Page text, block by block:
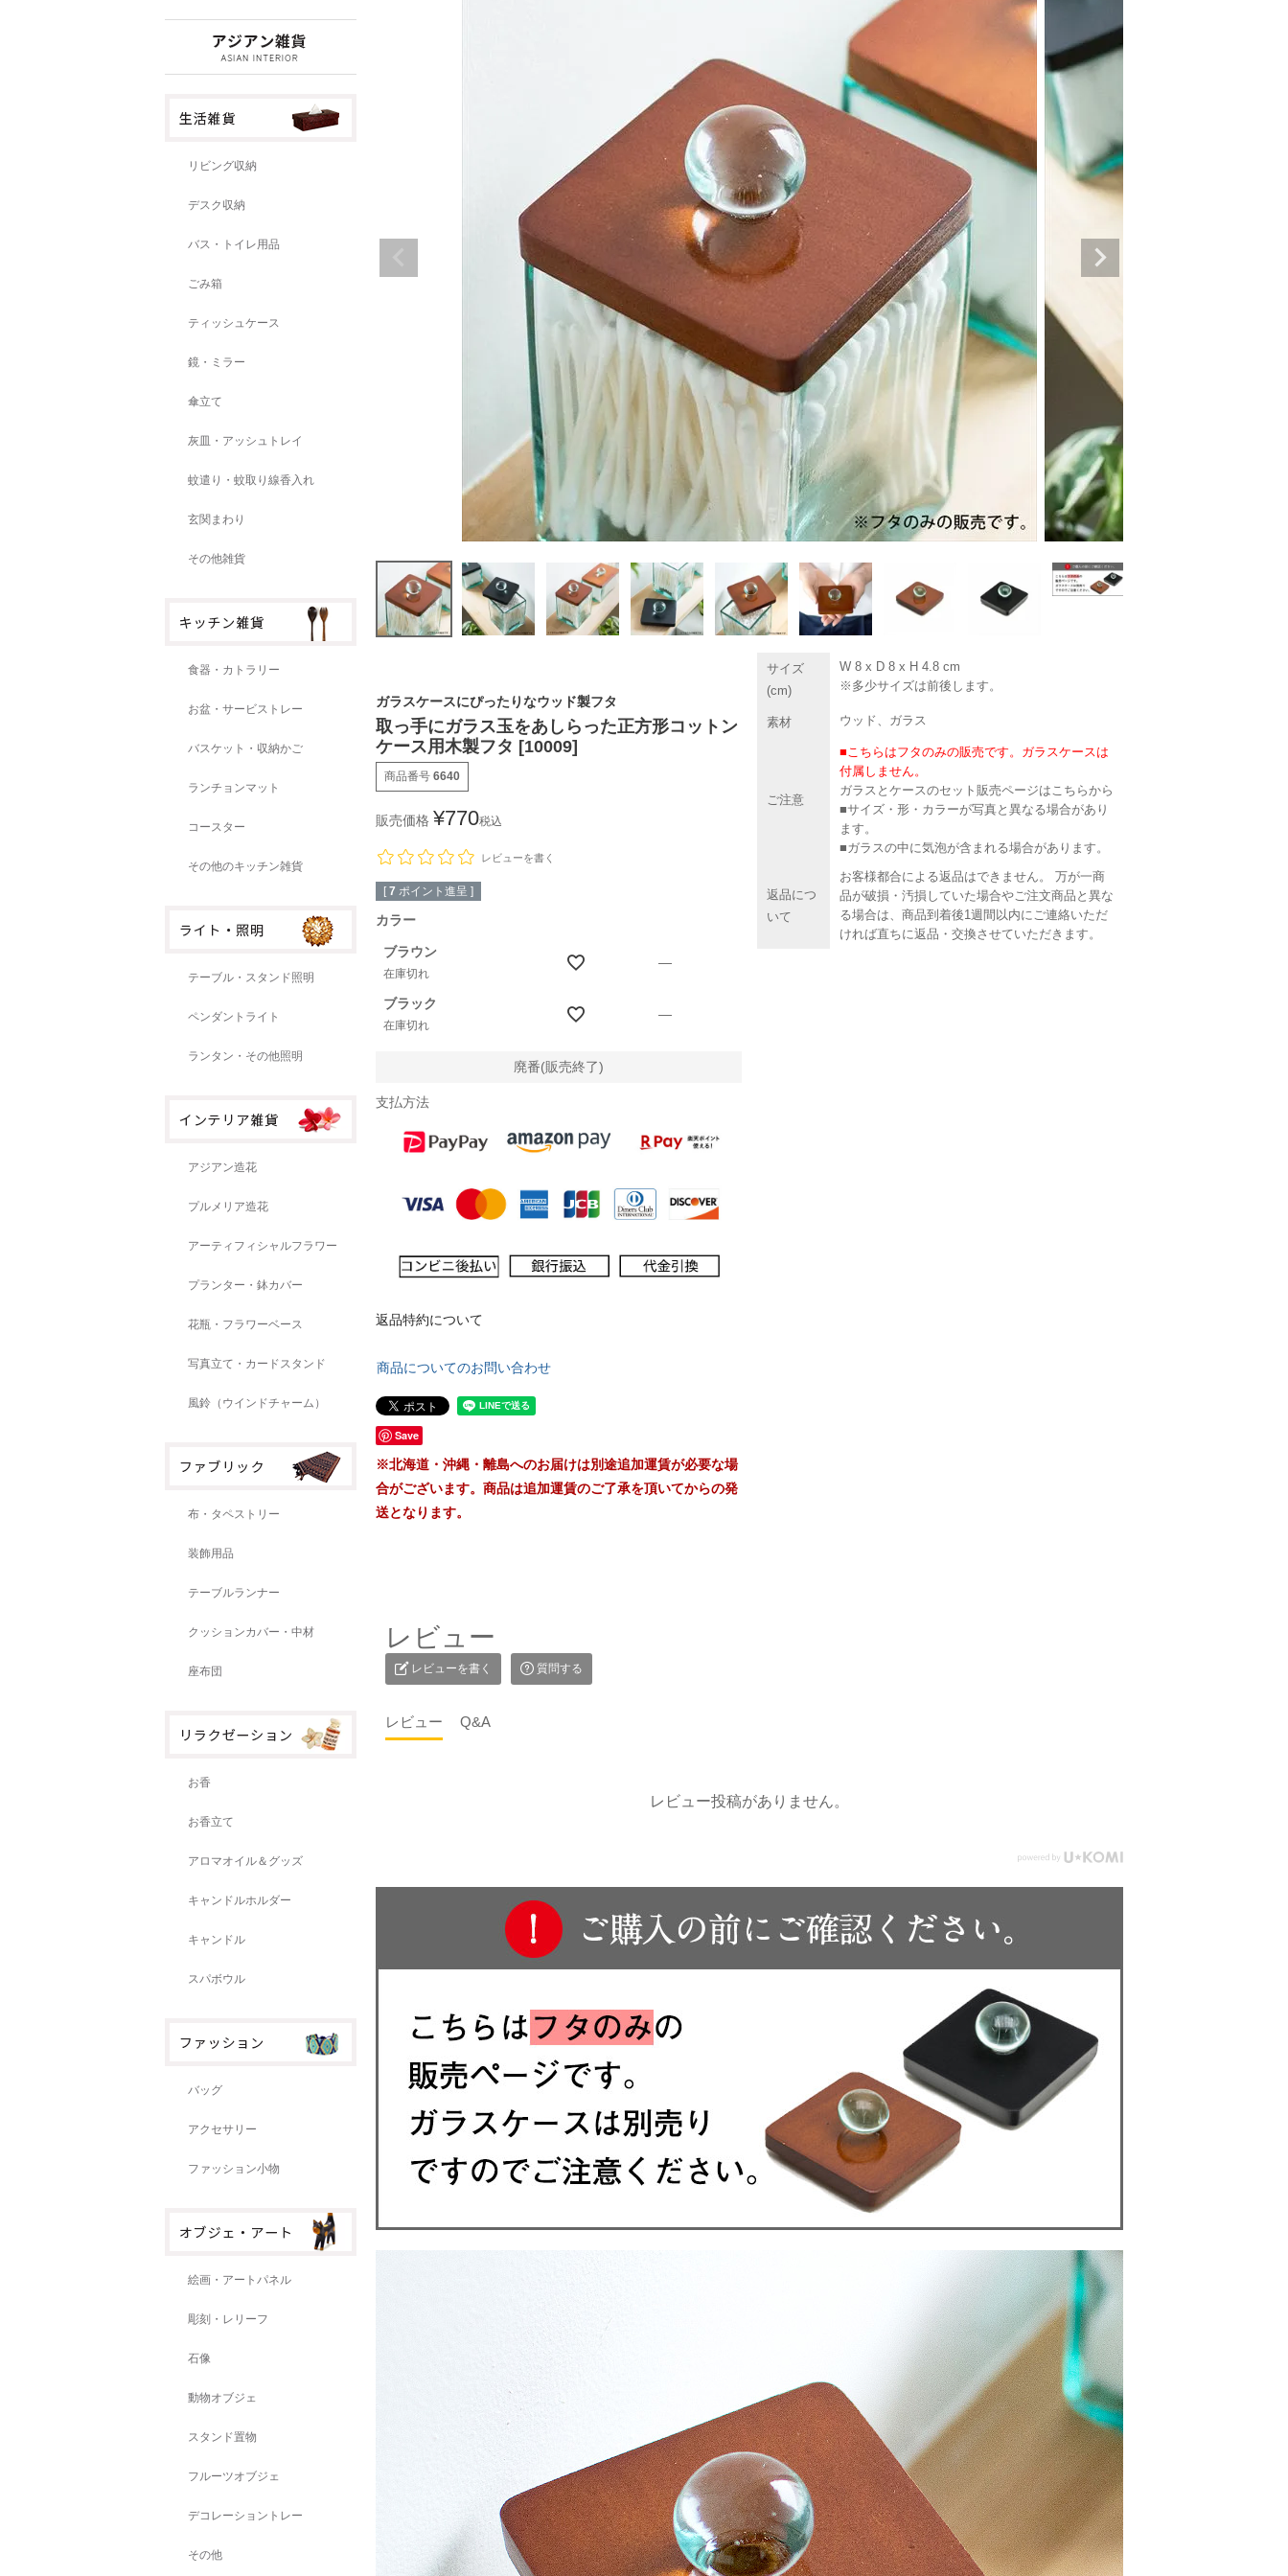
リビング収納
デスク収納
バス・トイレ用品
ごみ箱
ティッシュケース
鏡・ミラー
傘立て
灰皿・アッシュトレイ
蚊遣り・蚊取り線香入れ
玄関まわり
その他雑貨
食器・カトラリー
お盆・サービストレー
バスケット・収納かご
ランチョンマット
コースター
その他のキッチン雑貨
テーブル・スタンド照明
ペンダントライト
ランタン・その他照明
アジアン造花
プルメリア造花
アーティフィシャルフラワー
プランター・鉢カバー
花瓶・フラワーベース
写真立て・カードスタンド
風鈴（ウインドチャーム）
布・タペストリー
装飾用品
テーブルランナー
クッションカバー・中材
座布団
お香
お香立て
アロマオイル＆グッズ
キャンドルホルダー
キャンドル
スパボウル
バッグ
アクセサリー
ファッション小物
絵画・アートパネル
彫刻・レリーフ
石像
動物オブジェ
スタンド置物
フルーツオブジェ
デコレーショントレー
その他
ガラスケースにぴったりなウッド製フタ
取っ手にガラス玉をあしらった正方形コットン
ケース用木製フタ [10009]
商品番号 6640
販売価格 ¥770税込
レビューを書く
[ 7 ポイント進呈 ]
カラー
ブラウン
在庫切れ
—
ブラック
在庫切れ
—
廃番(販売終了)
支払方法
返品特約について
商品についてのお問い合わせ
Save
※北海道・沖縄・離島へのお届けは別途追加運賃が必要な場
合がございます。商品は追加運賃のご了承を頂いてからの発
送となります。
サイズ
(cm)
W 8 x D 8 x H 4.8 cm
※多少サイズは前後します。
素材 ウッド、ガラス
ご注意
■こちらはフタのみの販売です。ガラスケースは
付属しません。
ガラスとケースのセット販売ページはこちらから
■サイズ・形・カラーが写真と異なる場合があり
ます。
■ガラスの中に気泡が含まれる場合があります。
返品につ
いて
お客様都合による返品はできません。 万が一商
品が破損・汚損していた場合やご注文商品と異な
る場合は、商品到着後1週間以内にご連絡いただ
ければ直ちに返品・交換させていただきます。
レビュー
レビューを書く 質問する
レビュー Q&A
レビュー投稿がありません。